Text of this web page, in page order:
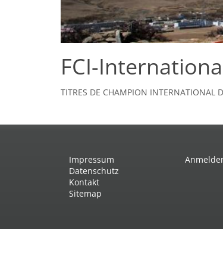
FCI-
TITRES DE CHAMPION INTERNATIONAL
Impressum
Datenschutz
Kontakt
Sitemap